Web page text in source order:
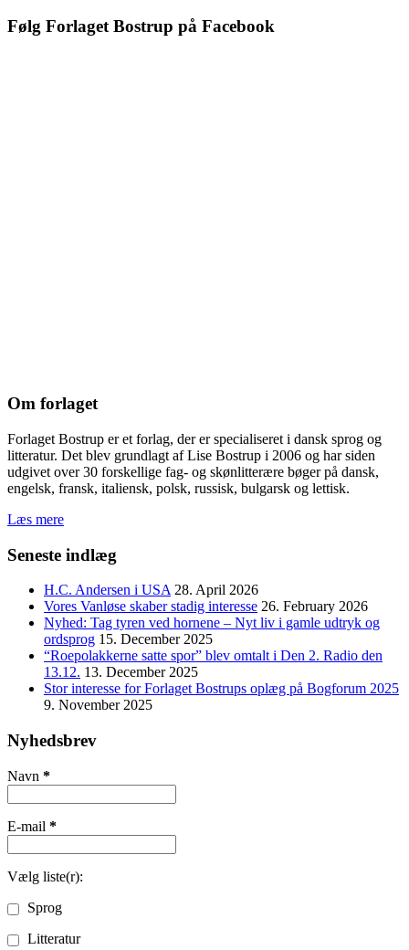
Følg Forlaget Bostrup på Facebook
Om forlaget
Forlaget Bostrup er et forlag, der er specialiseret i dansk sprog og
litteratur. Det blev grundlagt af Lise Bostrup i 2006 og har siden
udgivet over 30 forskellige fag- og skønlitterære bøger på dansk,
engelsk, fransk, italiensk, polsk, russisk, bulgarsk og lettisk.
Læs mere
Seneste indlæg
H.C. Andersen i USA 28. April 2026
Vores Vanløse skaber stadig interesse 26. February 2026
Nyhed: Tag tyren ved hornene – Nyt liv i gamle udtryk og
ordsprog 15. December 2025
“Roepolakkerne satte spor” blev omtalt i Den 2. Radio den
13.12. 13. December 2025
Stor interesse for Forlaget Bostrups oplæg på Bogforum 2025
9. November 2025
Nyhedsbrev
Navn *
E-mail *
Vælg liste(r):
Sprog
Litteratur